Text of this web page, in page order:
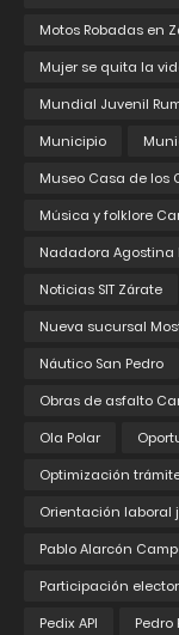
Motos Robadas en
Mujer se quita la
Mundial Juvenil
Municipio
Museo Casa de los
Música y folklore
Nadadora
Noticias SIT Zárate
Nueva sucursal
Náutico San Pedro
Obras de asfalto
Ola Polar
Optimización
Orientación laboral
Pablo Alarcón
Participación
Pedix API
Pedro